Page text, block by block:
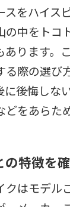
スをハイス
の中をトコ
あります。
る際の選び
に後悔しな
どをあらた
特徴を
クはモデル